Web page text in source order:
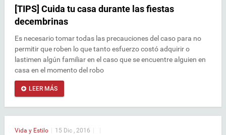
[TIPS] Cuida tu casa durante las fiestas
decembrinas
Es necesario tomar todas las precauciones del caso para no
permitir que roben lo que tanto esfuerzo costó adquirir o
lastimen algún familiar en el caso que se encuentre alguien en
casa en el momento del robo
LEER MÁS
Vida y Estilo 15 Dic , 2016